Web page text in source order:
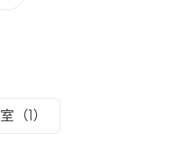
（1）